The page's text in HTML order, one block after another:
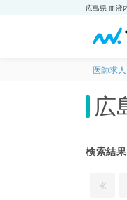
医師求
広
検索結果